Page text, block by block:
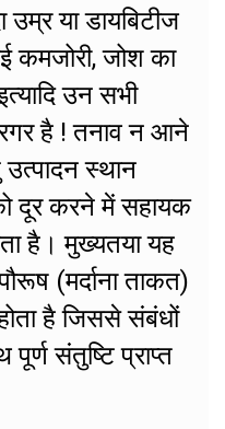
उम्र या डायबिटीज
जोश का
उन सभी
है ! तनाव न आने
स्थान
दूर करने में सहायक
है। मुख्यतया यह
(मर्दाना ताकत)
है जिससे संबंधों
संतुष्टि प्राप्त